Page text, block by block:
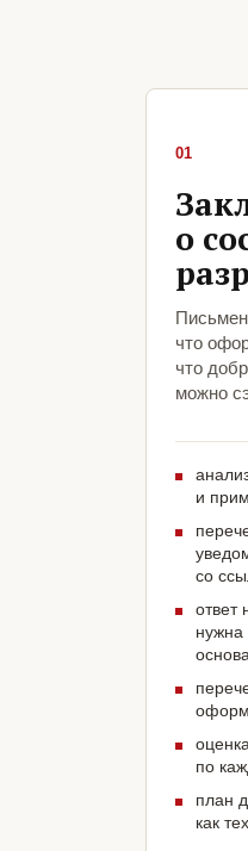
01
о
что
что
можно
и
со
ответ
нужна
по
план
как